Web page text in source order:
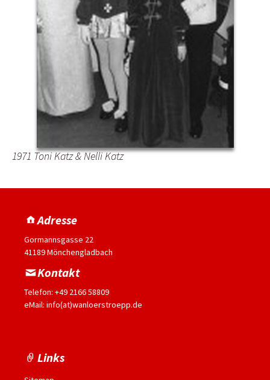
1971 Toni Katz & Nelli Katz
Adresse
Gormannsgasse 22
41189 Mönchengladbach
Kontakt
Telefon: +49 2166 58809
eMail: info(at)wanloerstroepp.de
Links